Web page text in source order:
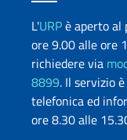
L'URPè aperto al
ore 9.00 alle ore
richiedere via
8899. Il servizio
telefonica ed
ore 8.30 alle